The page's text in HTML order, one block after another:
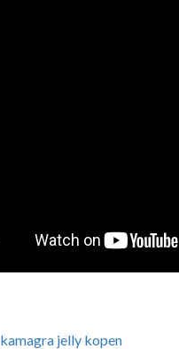
kamagra jelly kopen